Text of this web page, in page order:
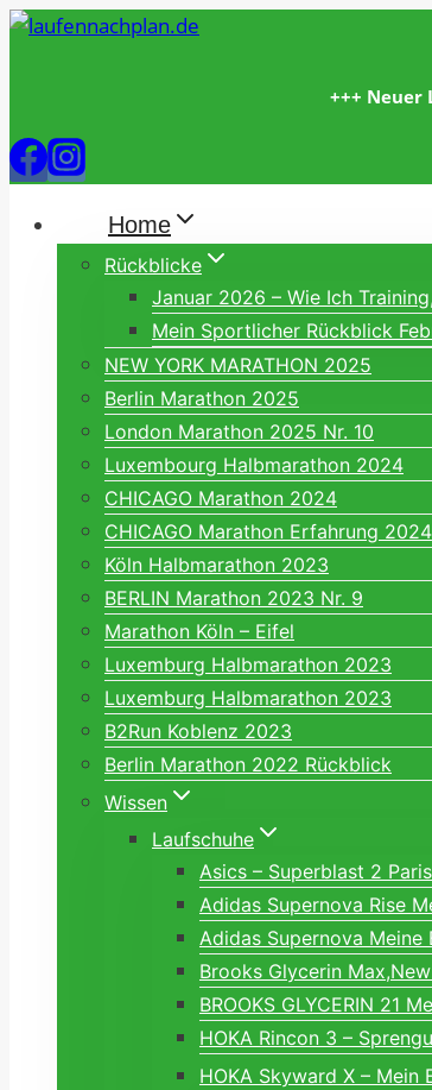
Zum
+++
Home
Rückblicke
Januar 2026 – Wie Ich
Mein Sportlicher Rückblick
NEW YORK MARATHON 2025
Berlin Marathon 2025
London Marathon 2025 Nr. 10
Luxembourg Halbmarathon 2024
CHICAGO Marathon 2024
CHICAGO Marathon Erfahrung 2024
Köln Halbmarathon 2023
BERLIN Marathon 2023 Nr. 9
Marathon Köln – Eifel
Luxemburg Halbmarathon 2023
Luxemburg Halbmarathon 2023
B2Run Koblenz 2023
Berlin Marathon 2022 Rückblick
Wissen
Laufschuhe
Asics – Superblast 2
Adidas Supernova Rise
Adidas Supernova Meine
Brooks Glycerin
BROOKS GLYCERIN 21
HOKA Rincon 3 –
HOKA Skyward X –